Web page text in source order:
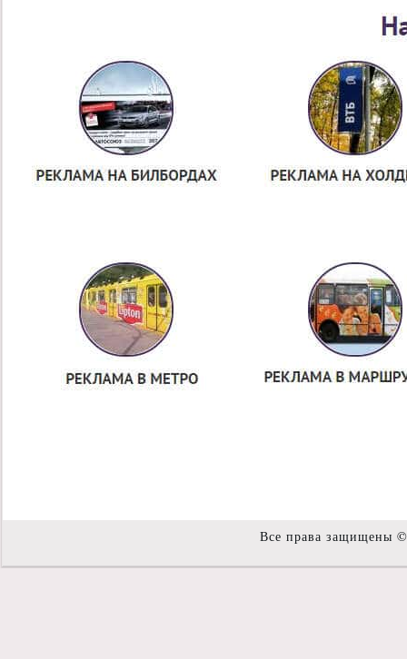
Все права защищены